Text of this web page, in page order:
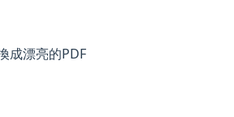
成漂亮的PDF